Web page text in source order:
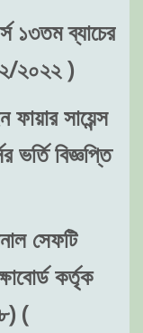
১৩তম ব্যাচের
২০২২ )
সায়েন্স
ভর্তি বিজ্ঞপ্তি
সেফটি
কর্তৃক
(